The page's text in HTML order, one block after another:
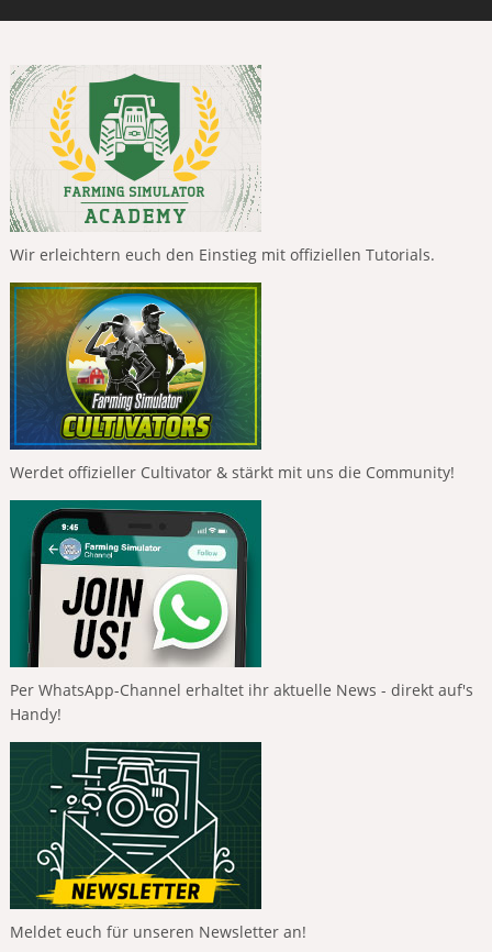
Wir erleichtern euch den Einstieg mit offiziellen Tutorials.
Werdet offizieller Cultivator & stärkt mit uns die Community!
Per WhatsApp-Channel erhaltet ihr aktuelle News - direkt auf's
Handy!
Meldet euch für unseren Newsletter an!